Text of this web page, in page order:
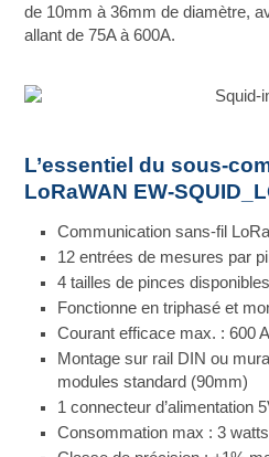
de 10mm à 36mm de diamètre,
allant de 75A à 600A.
L’essentiel du sous-
LoRaWAN EW-
Communication sans-fil
12 entrées de mesures par
4 tailles de pinces disponibles
Fonctionne en triphasé et
Courant efficace max. : 600
Montage sur rail DIN ou
modules standard (90mm)
1 connecteur d’alimentation
Consommation max : 3 watts